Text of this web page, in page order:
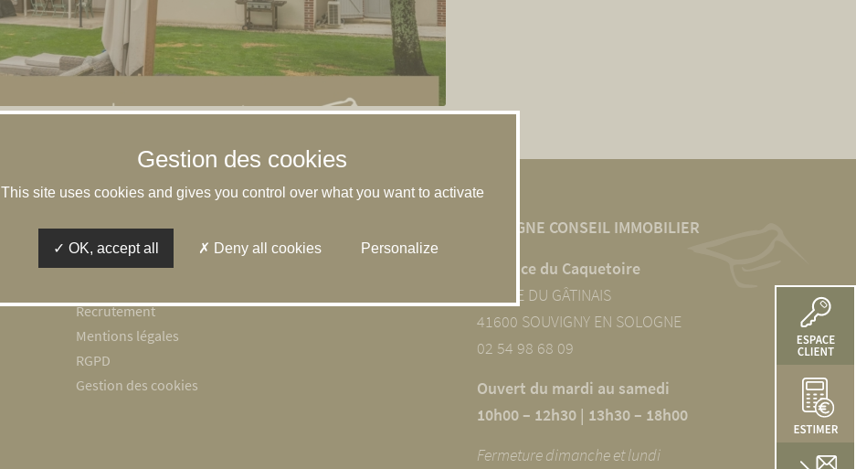
Honoraires
Recrutement
Mentions légales
RGPD
Gestion des cookies
SOLOGNE CONSEIL IMMOBILIER
L’agence du Caquetoire
10 RUE DU GÂTINAIS
41600 SOUVIGNY EN SOLOGNE
02 54 98 68 09
Ouvert du mardi au samedi
10h00 – 12h30 | 13h30 – 18h00
Fermeture dimanche et lundi
This site uses cookies and gives you control over what you want to activate
OK, accept all Deny all cookies Personalize